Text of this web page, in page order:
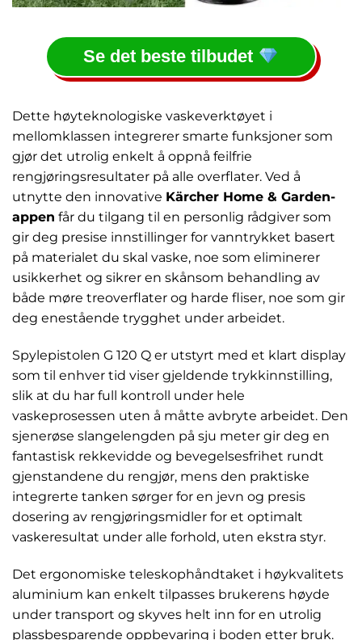
Se det beste tilbudet
Dette høyteknologiske vaskeverktøyet i
mellomklassen integrerer smarte funksjoner som
gjør det utrolig enkelt å oppnå feilfrie
rengjøringsresultater på alle overflater. Ved å
utnytte den innovative Kärcher Home & Garden-
appen får du tilgang til en personlig rådgiver som
gir deg presise innstillinger for vanntrykket basert
på materialet du skal vaske, noe som eliminerer
usikkerhet og sikrer en skånsom behandling av
både møre treoverflater og harde fliser, noe som gir
deg enestående trygghet under arbeidet.
Spylepistolen G 120 Q er utstyrt med et klart display
som til enhver tid viser gjeldende trykkinnstilling,
slik at du har full kontroll under hele
vaskeprosessen uten å måtte avbryte arbeidet. Den
sjenerøse slangelengden på sju meter gir deg en
fantastisk rekkevidde og bevegelsesfrihet rundt
gjenstandene du rengjør, mens den praktiske
integrerte tanken sørger for en jevn og presis
dosering av rengjøringsmidler for et optimalt
vaskeresultat under alle forhold, uten ekstra styr.
Det ergonomiske teleskophåndtaket i høykvalitets
aluminium kan enkelt tilpasses brukerens høyde
under transport og skyves helt inn for en utrolig
plassbesparende oppbevaring i boden etter bruk.